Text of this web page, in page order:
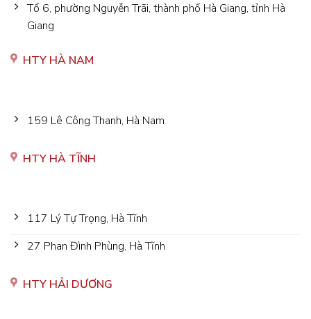
Tổ 6, phường Nguyễn Trãi, thành phố Hà Giang, tỉnh Hà
Giang
HTY HÀ NAM
159 Lê Công Thanh, Hà Nam
HTY HÀ TĨNH
117 Lý Tự Trọng, Hà Tĩnh
27 Phan Đình Phùng, Hà Tĩnh
HTY HẢI DƯƠNG